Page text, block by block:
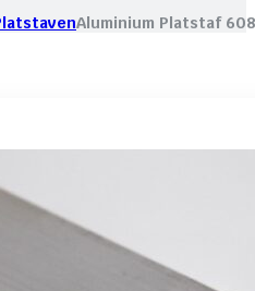
Aluminium Platstaf